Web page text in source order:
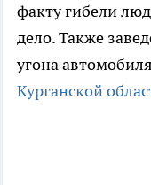
факту гибели
дело. Также
угона
Курганской